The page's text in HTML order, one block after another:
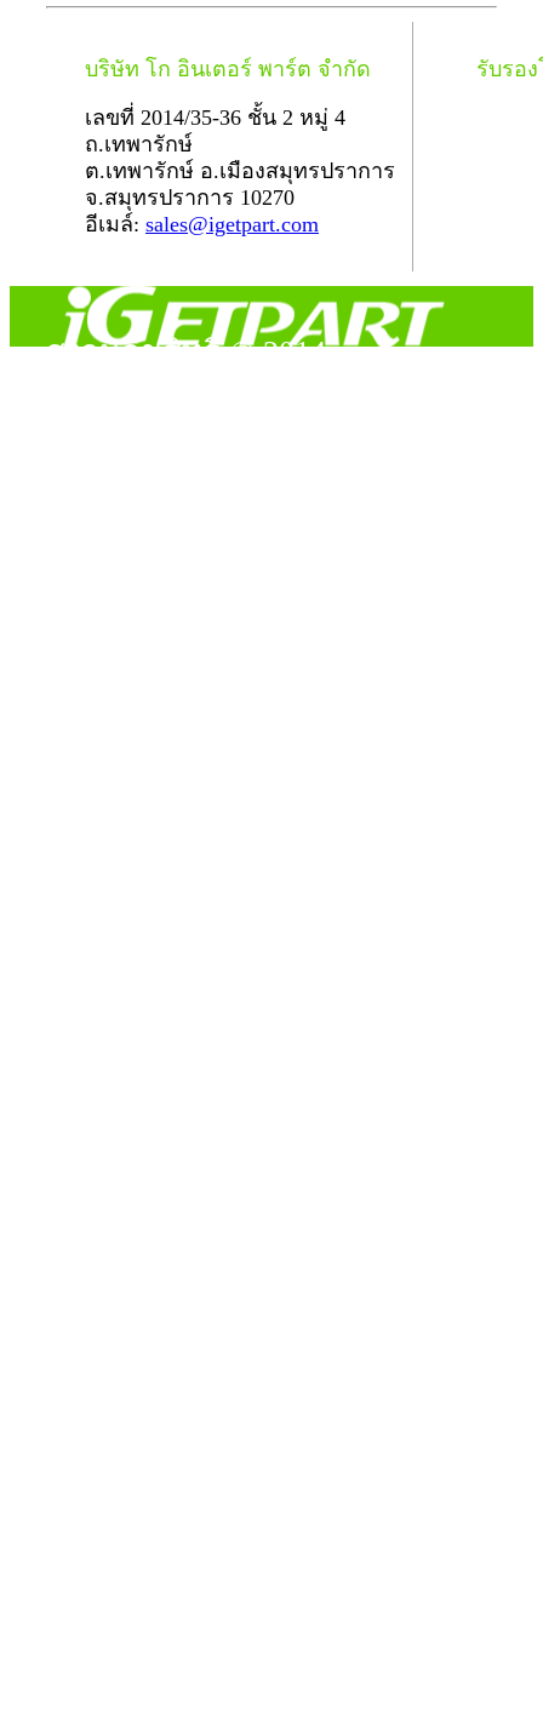
บริษัท โก อินเตอร์ พาร์ต จำกัด
เลขที่ 2014/35-36 ชั้น 2 หมู่ 4
ถ.เทพารักษ์
ต.เทพารักษ์ อ.เมืองสมุทรปราการ
จ.สมุทรปราการ 10270
อีเมล์: sales@igetpart.com
รับรอ
สงวนลิขสิทธิ์ © 2014